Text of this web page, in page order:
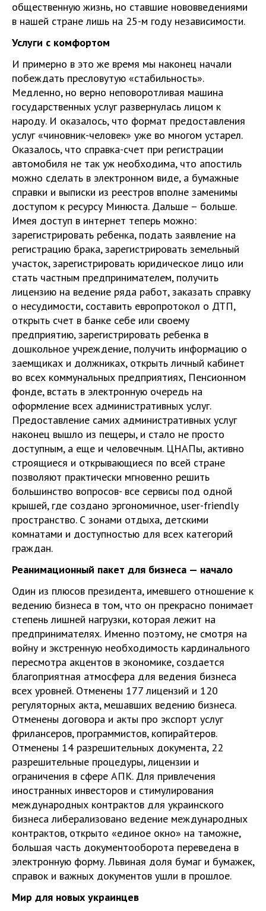
общественную жизнь, но ставшие нововведениями
в нашей стране лишь на 25-м году независимости.
Услуги с комфортом
И примерно в это же время мы наконец начали
побеждать пресловутую «стабильность».
Медленно, но верно неповоротливая машина
государственных услуг развернулась лицом к
народу. И оказалось, что формат предоставления
услуг «чиновник-человек» уже во многом устарел.
Оказалось, что справка-счет при регистрации
автомобиля не так уж необходима, что апостиль
можно сделать в электронном виде, а бумажные
справки и выписки из реестров вполне заменимы
доступом к ресурсу Минюста. Дальше – больше.
Имея доступ в интернет теперь можно:
зарегистрировать ребенка, подать заявление на
регистрацию брака, зарегистрировать земельный
участок, зарегистрировать юридическое лицо или
стать частным предпринимателем, получить
лицензию на ведение ряда работ, заказать справку
о несудимости, составить европротокол о ДТП,
открыть счет в банке себе или своему
предприятию, зарегистрировать ребенка в
дошкольное учреждение, получить информацию о
заемщиках и должниках, открыть личный кабинет
во всех коммунальных предприятиях, Пенсионном
фонде, встать в электронную очередь на
оформление всех административных услуг.
Предоставление самих административных услуг
наконец вышло из пещеры, и стало не просто
доступным, а еще и человечным. ЦНАПы, активно
строящиеся и открывающиеся по всей стране
позволяют практически мгновенно решить
большинство вопросов- все сервисы под одной
крышей, где создано эргономичное, user-friendly
пространство. С зонами отдыха, детскими
комнатами и доступностью для всех категорий
граждан.
Реанимационный пакет для бизнеса — начало
Один из плюсов президента, имевшего отношение к
ведению бизнеса в том, что он прекрасно понимает
степень лишней нагрузки, которая лежит на
предпринимателях. Именно поэтому, не смотря на
войну и экстренную необходимость кардинального
пересмотра акцентов в экономике, создается
благоприятная атмосфера для ведения бизнеса
всех уровней. Отменены 177 лицензий и 120
регуляторных акта, мешавших ведению бизнеса.
Отменены договора и акты про экспорт услуг
фрилансеров, программистов, копирайтеров.
Отменены 14 разрешительных документа, 22
разрешительные процедуры, лицензии и
ограничения в сфере АПК. Для привлечения
иностранных инвесторов и стимулирования
международных контрактов для украинского
бизнеса либерализовано ведение международных
контрактов, открыто «единое окно» на таможне,
большая часть документооборота переведена в
электронную форму. Львиная доля бумаг и бумажек,
справок и важных документов ушли в прошлое.
Мир для новых украинцев